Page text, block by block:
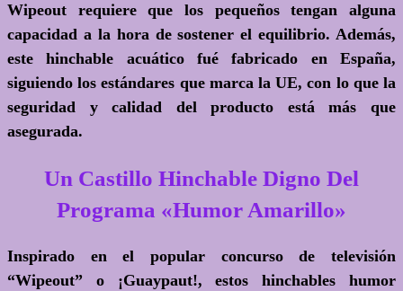
Wipeout requiere que los pequeños tengan alguna
capacidad a la hora de sostener el equilibrio. Además,
este hinchable acuático fué fabricado en España,
siguiendo los estándares que marca la UE, con lo que la
seguridad y calidad del producto está más que
asegurada.
Un Castillo Hinchable Digno Del
Programa «Humor Amarillo»
Inspirado en el popular concurso de televisión
“Wipeout” o ¡Guaypaut!, estos hinchables humor